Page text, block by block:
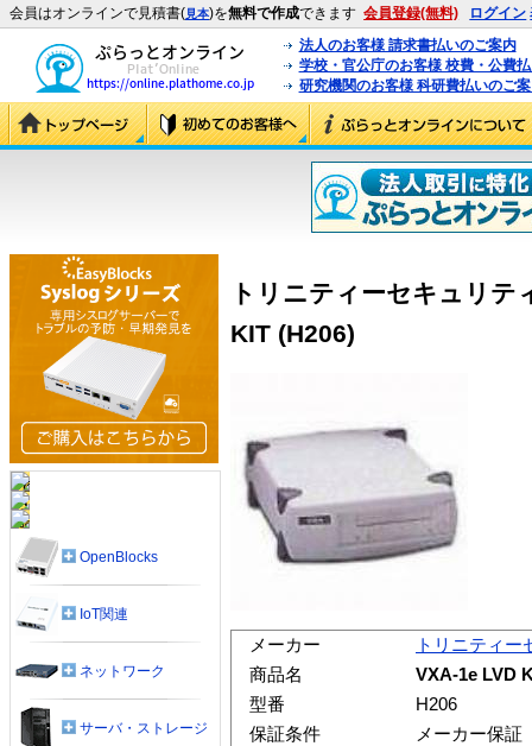
会員はオンラインで見積書(見本)を無料で作成できます 会員登録(無料) ログイン
法人のお客様 請求書払いのご案内
学校・官公庁のお客様 校費・公費
研究機関のお客様 科研費払いのご
トリニティーセキュリテ
KIT (H206)
メーカー
トリニティー
商品名
VXA-1e LVD
型番
H206
保証条件
メーカー保証
OpenBlocks
IoT関連
ネットワーク
サーバ・ストレージ